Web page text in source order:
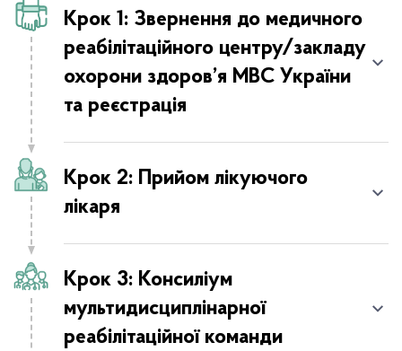
Шлях проходження М(ВЛ)К пораненого
пацієнта
Шлях військовослужбовця після поранення/
травми
Крок 1: Звернення до медичного
реабілітаційного центру/закладу
охорони здоров’я МВС України
та реєстрація
Крок 2: Прийом лікуючого
лікаря
Крок 3: Консиліум
мультидисциплінарної
реабілітаційної команди